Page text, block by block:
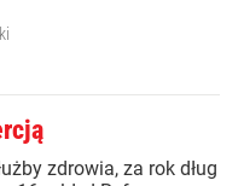
zdrowia, za rok dług